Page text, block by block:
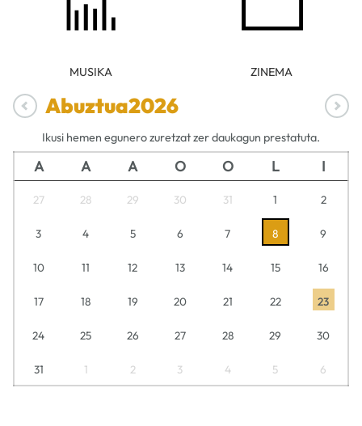
MUSIKA ZINEMA
Abuztua2026
Ikusi hemen egunero zuretzat zer daukagun prestatuta.
A A A O O L I
27 28 29 30 31 1 2
3 4 5 6 7 8 9
10 11 12 13 14 15 16
17 18 19 20 21 22 23
24 25 26 27 28 29 30
31 1 2 3 4 5 6